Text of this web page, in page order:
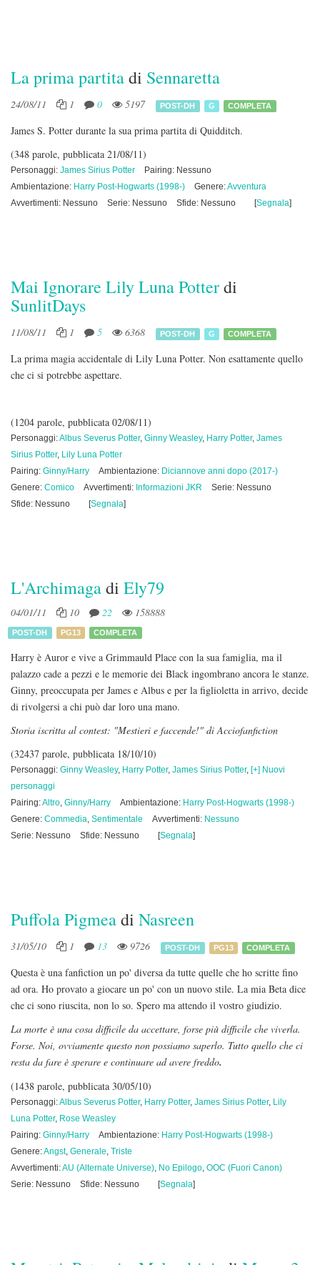
La prima partitadi Sennaretta
24/08/11 1 0 5197 POST-DH G COMPLETA
James S. Potter durante la sua prima partita di Quidditch.
(348 parole, pubblicata 21/08/11)
Personaggi: James Sirius Potter
Pairing: Nessuno
Ambientazione: Harry Post-Hogwarts (1998-) Genere:Avventura
Avvertimenti: Nessuno
Serie: Nessuno Sfide: Nessuno [Segnala]
Mai Ignorare Lily Luna Potterdi
SunlitDays
11/08/11 1 5 6368 POST-DH G COMPLETA
La prima magia accidentale di Lily Luna Potter. Non esattamente quello
che ci si potrebbe aspettare.
(1204 parole, pubblicata 02/08/11)
Personaggi:Albus Severus Potter, Ginny Weasley, Harry Potter, James
Sirius Potter, Lily Luna Potter
Pairing: Ginny/Harry Ambientazione: Diciannove anni dopo (2017-)
Genere: Comico Avvertimenti: Informazioni JKR
Serie: Nessuno
Sfide: Nessuno
[Segnala]
L'Archimagadi Ely79
04/01/11 10 22 158888
POST-DH PG13 COMPLETA
Harry è Auror e vive a Grimmauld Place con la sua famiglia, ma il
palazzo cade a pezzi e le memorie dei Black ingombrano ancora le stanze.
Ginny, preoccupata per James e Albus e per la figlioletta in arrivo, decide
di rivolgersi a chi può dar loro una mano.
Storia iscritta al contest: "Mestieri e faccende!" di Acciofanfiction
(32437 parole, pubblicata 18/10/10)
Personaggi: Ginny Weasley, Harry Potter, James Sirius Potter, [+] Nuovi
personaggi
Pairing:Altro, Ginny/Harry Ambientazione: Harry Post-Hogwarts (1998-)
Genere: Commedia, Sentimentale Avvertimenti: Nessuno
Serie: Nessuno
Sfide: Nessuno [Segnala]
Puffola Pigmeadi Nasreen
31/05/10 1 13 9726 POST-DH PG13 COMPLETA
Questa è una fanfiction un po' diversa da tutte quelle che ho scritte fino
ad ora. Ho provato a giocare un po' con un nuovo stile. La mia Beta dice
che ci sono riuscita, non lo so. Spero ma attendo il vostro giudizio.
La morte è una cosa difficile da accettare, forse più difficile che viverla.
Forse. Noi, ovviamente questo non possiamo saperlo. Tutto quello che ci
resta da fare è sperare e continuare ad avere freddo.
(1438 parole, pubblicata 30/05/10)
Personaggi:Albus Severus Potter, Harry Potter, James Sirius Potter, Lily
Luna Potter, Rose Weasley
Pairing: Ginny/Harry Ambientazione: Harry Post-Hogwarts (1998-)
Genere:Angst, Generale, Triste
Avvertimenti:AU (Alternate Universe), No Epilogo, OOC (Fuori Canon)
Serie: Nessuno
Sfide: Nessuno [Segnala]